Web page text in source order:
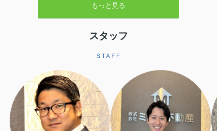
譲渡所得税や住民税といった税金、空き
家の譲渡所得の3,000万円特別控除といっ
ておくことが大切です。この記事では、
やすい費用や税金の基本から、解体費補
法まで、順を追って分かりやすく解説し
ます。読み進めていただくことで、おお
よその手取り額の考...
ことで、農業以外の用途
されますが、その一方で
地並みの評価となり、税
ます。また、相続税に...
もっと見る
スタッフ
STAFF